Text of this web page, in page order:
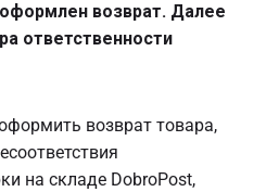
возврат. Далее
ответственности
возврат товара,
на складе DobroPost,